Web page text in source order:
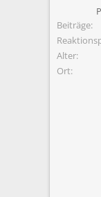
Beiträge
Alter
Ort